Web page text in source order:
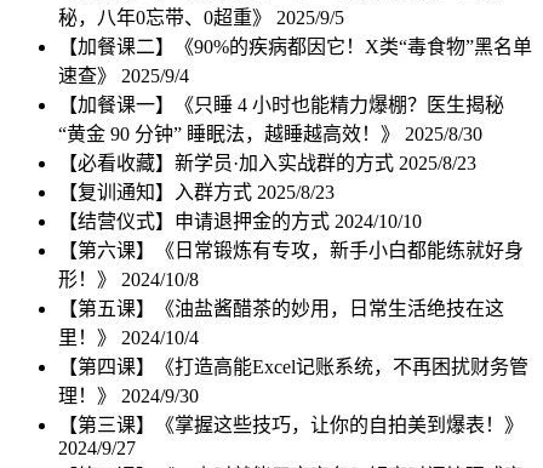
秘，八年0忘带、0超重》 2025/9/5
【加餐课二】《90%的疾病都因它！X类“毒食物”黑名单
速查》 2025/9/4
【加餐课一】《只睡 4 小时也能精力爆棚？医生揭秘
“黄金 90 分钟” 睡眠法，越睡越高效！》 2025/8/30
【必看收藏】新学员·加入实战群的方式 2025/8/23
【复训通知】入群方式 2025/8/23
【结营仪式】申请退押金的方式 2024/10/10
【第六课】《日常锻炼有专攻，新手小白都能练就好身
形！》 2024/10/8
【第五课】《油盐酱醋茶的妙用，日常生活绝技在这
里！》 2024/10/4
【第四课】《打造高能Excel记账系统，不再困扰财务管
理！》 2024/9/30
【第三课】《掌握这些技巧，让你的自拍美到爆表！》
2024/9/27